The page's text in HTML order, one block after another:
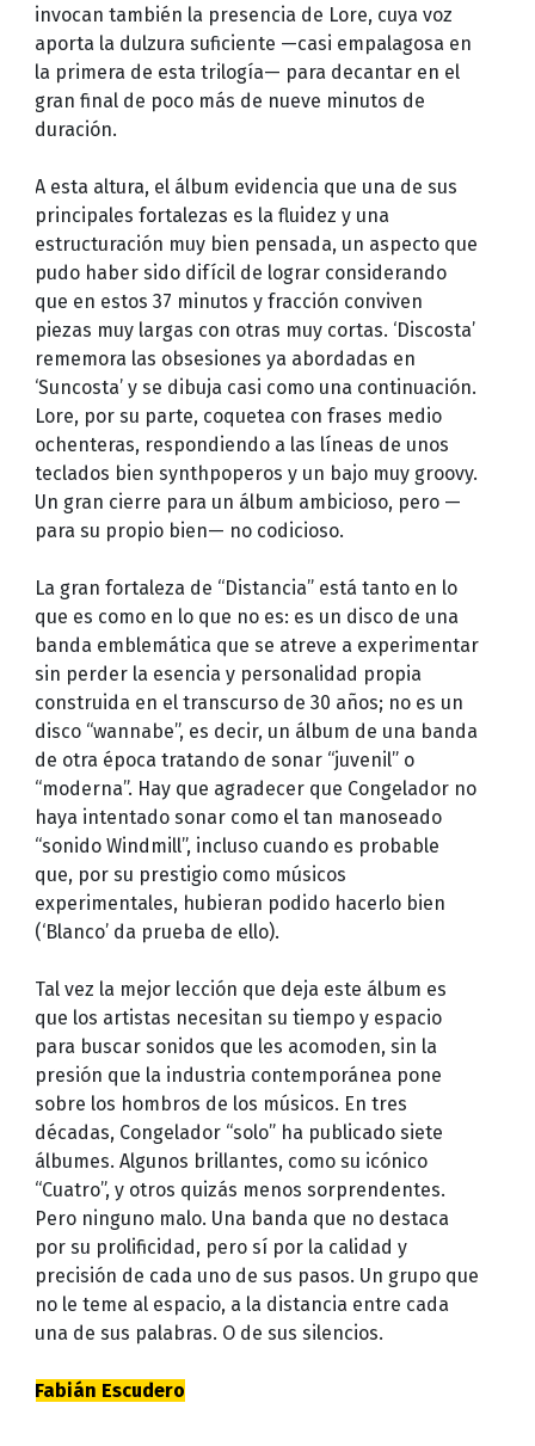
invocan también la presencia de Lore, cuya voz
aporta la dulzura suficiente —casi empalagosa en
la primera de esta trilogía— para decantar en el
gran final de poco más de nueve minutos de
duración.
A esta altura, el álbum evidencia que una de sus
principales fortalezas es la fluidez y una
estructuración muy bien pensada, un aspecto que
pudo haber sido difícil de lograr considerando
que en estos 37 minutos y fracción conviven
piezas muy largas con otras muy cortas. ‘Discosta’
rememora las obsesiones ya abordadas en
‘Suncosta’ y se dibuja casi como una continuación.
Lore, por su parte, coquetea con frases medio
ochenteras, respondiendo a las líneas de unos
teclados bien synthpoperos y un bajo muy groovy.
Un gran cierre para un álbum ambicioso, pero —
para su propio bien— no codicioso.
La gran fortaleza de “Distancia” está tanto en lo
que es como en lo que no es: es un disco de una
banda emblemática que se atreve a experimentar
sin perder la esencia y personalidad propia
construida en el transcurso de 30 años; no es un
disco “wannabe”, es decir, un álbum de una banda
de otra época tratando de sonar “juvenil” o
“moderna”. Hay que agradecer que Congelador no
haya intentado sonar como el tan manoseado
“sonido Windmill”, incluso cuando es probable
que, por su prestigio como músicos
experimentales, hubieran podido hacerlo bien
(‘Blanco’ da prueba de ello).
Tal vez la mejor lección que deja este álbum es
que los artistas necesitan su tiempo y espacio
para buscar sonidos que les acomoden, sin la
presión que la industria contemporánea pone
sobre los hombros de los músicos. En tres
décadas, Congelador “solo” ha publicado siete
álbumes. Algunos brillantes, como su icónico
“Cuatro”, y otros quizás menos sorprendentes.
Pero ninguno malo. Una banda que no destaca
por su prolificidad, pero sí por la calidad y
precisión de cada uno de sus pasos. Un grupo que
no le teme al espacio, a la distancia entre cada
una de sus palabras. O de sus silencios.
Fabián Escudero